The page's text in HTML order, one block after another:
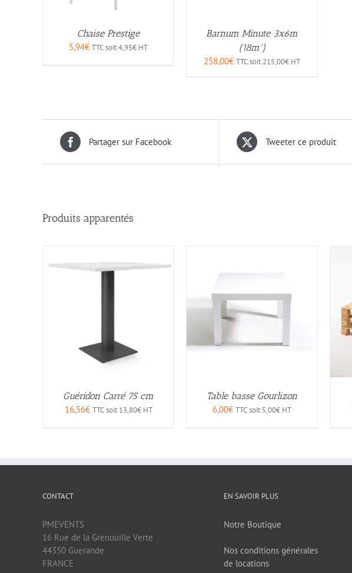
Chaise Prestige
5,94€ TTC soit4,95€ HT
Barnum Minute 3x6m
(18m²)
258,00€ TTC soit 215,00€ HT
Partager sur Facebook Tweeter ce produit
Produits apparentés
Guéridon Carré 75 cm
16,56€ TTC soit 13,80€HT
Table basse Gourlizon
6,00€ TTC soit 5,00€ HT
CONTACT
PMEVENTS
16 Rue de la Grenouille Verte
44350 Guerande
FRANCE
EN SAVOIR PLUS
Notre Boutique
Nos conditions générales
de locations